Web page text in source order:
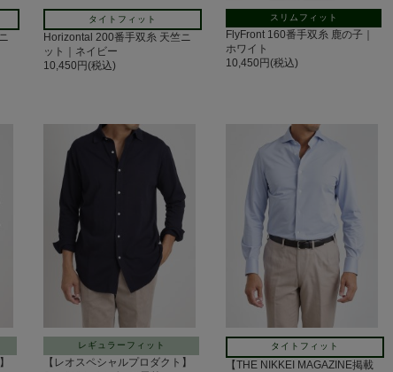
タイトフィット
Horizontal 200番手双糸 天竺ニ
ット｜ネイビー
10,450円(税込)
スリムフィット
FlyFront 160番手双糸 鹿の子｜
ホワイト
10,450円(税込)
レギュラーフィット
【レオスペシャルプロダクト】
タイトフィット
【THE NIKKEI MAGAZINE掲載